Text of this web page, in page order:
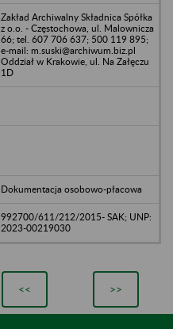
Zakład Archiwalny Składnica Spółka
z o.o. - Częstochowa, ul. Malownicza
66; tel. 607 706 637; 500 119 895;
e-mail: m.suski@archiwum.biz.pl
Oddział w Krakowie, ul. Na Załęczu
1D
Dokumentacja osobowo-płacowa
992700/611/212/2015- SAK; UNP:
2023-00219030
<< >>